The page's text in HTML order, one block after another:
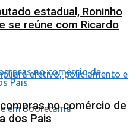
estadual, Roninho
se reúne com Ricardo
no comércio de
dos Pais